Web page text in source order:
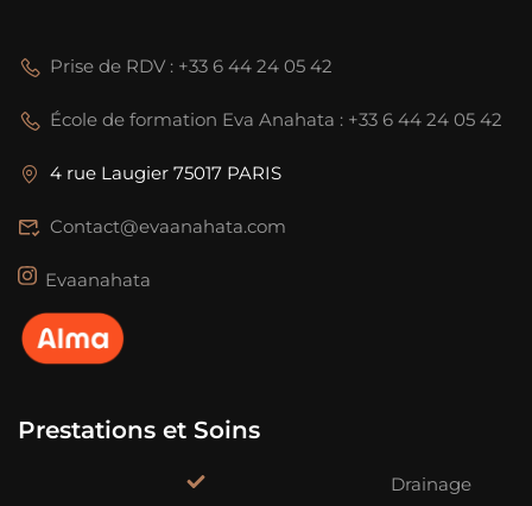
Prise de RDV : +33 6 44 24 05 42
École de formation Eva Anahata : +33 6 44 24 05 42
4 rue Laugier 75017 PARIS
Contact@evaanahata.com
Evaanahata
Prestations et Soins
Drainage